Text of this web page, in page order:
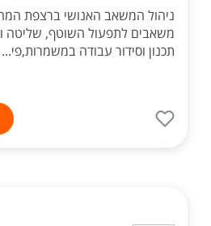
ניהול המשאב האנושי ברצפת
משאבים לתפעול השוטף, שליטה
תכנון וסידור עבודה במשמרות,פי...